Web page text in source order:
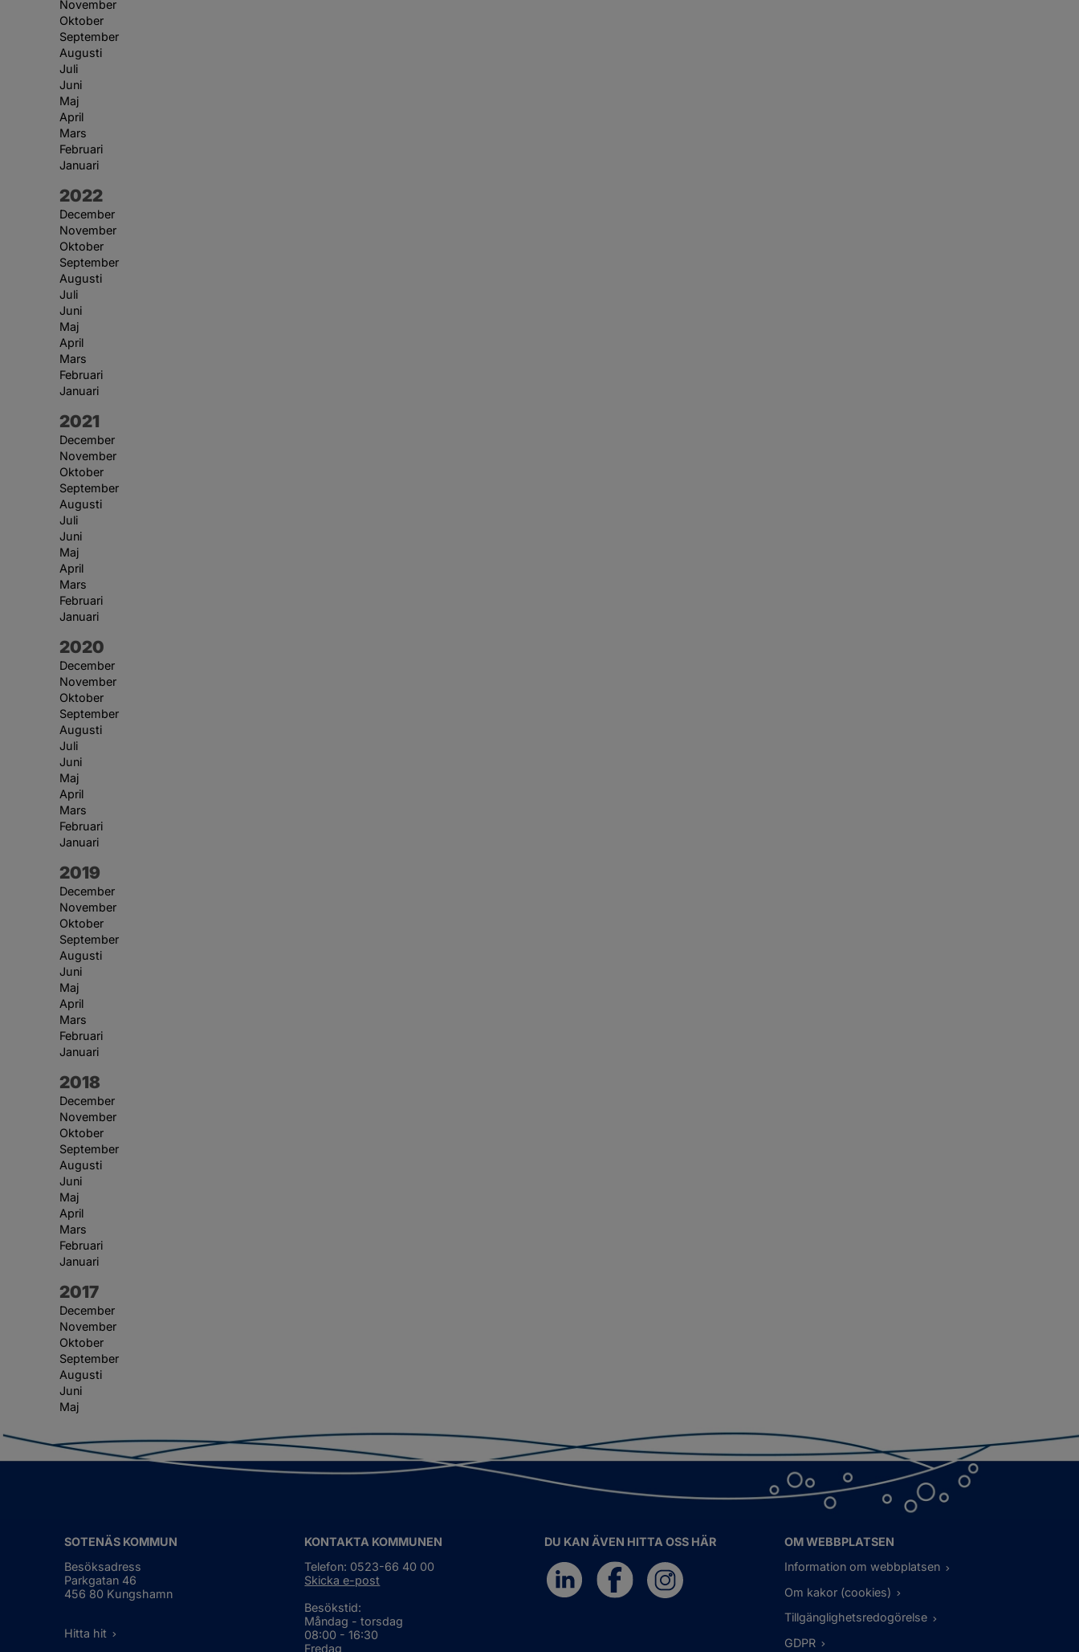
November
Oktober
September
Augusti
Juli
Juni
Maj
April
Mars
Februari
Januari
År:
2022
December
November
Oktober
September
Augusti
Juli
Juni
Maj
April
Mars
Februari
Januari
År:
2021
December
November
Oktober
September
Augusti
Juli
Juni
Maj
April
Mars
Februari
Januari
År:
2020
December
November
Oktober
September
Augusti
Juli
Juni
Maj
April
Mars
Februari
Januari
År:
2019
December
November
Oktober
September
Augusti
Juni
Maj
April
Mars
Februari
Januari
År:
2018
December
November
Oktober
September
Augusti
Juni
Maj
April
Mars
Februari
Januari
År:
2017
December
November
Oktober
September
Augusti
Juni
Maj
SOTENÄS KOMMUN
Besöksadress
Parkgatan 46
456 80 Kungshamn
Hitta hit
KONTAKTA KOMMUNEN
Telefon: 0523-66 40 00
Skicka e-post
Besökstid:
Måndag - torsdag
08:00 - 16:30
Fredag
DU KAN ÄVEN HITTA OSS HÄR
OM WEBBPLATSEN
Information om webbplatsen
Om kakor (cookies)
Tillgänglighetsredogörelse
GDPR